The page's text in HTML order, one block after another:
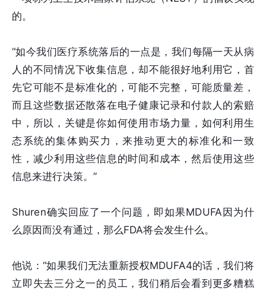
的。
“如今我们医疗系统落后的一点是，我们每隔一天从病
人的不同情况下收集信息，却不能很好地利用它，首
先它可能不是标准化的，可能不完整，可能质量差，
而且这些数据还散落在电子健康记录和付款人的索赔
中，所以，关键是你如何使用市场力量，如何利用生
态系统的集体购买力，来推动更大的标准化和一致
性，减少利用这些信息的时间和成本，然后使用这些
信息来进行决策。”
Shuren确实回应了一个问题，即如果MDUFA因为什
么原因而没有通过，那么FDA将会发生什么。
他说：“如果我们无法重新授权MDUFA4的话，我们将
立即失去三分之一的员工，我们稍后会看到更多糟糕